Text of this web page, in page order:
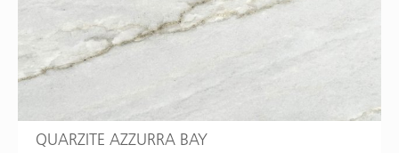
QUARZITE AZZURRA BAY